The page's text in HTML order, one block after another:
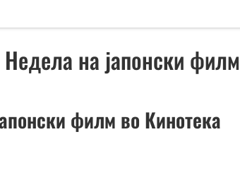
Недела на јапонски филм
филм во Кинотека